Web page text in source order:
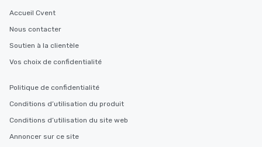
Accueil Cvent
Nous contacter
Soutien à la clientèle
Vos choix de confidentialité
Politique de confidentialité
Conditions d’utilisation du produit
Conditions d’utilisation du site web
Annoncer sur ce site